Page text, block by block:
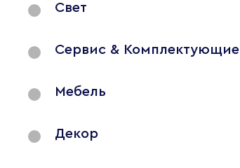
Свет
Сервис & Комплектующие
Мебель
Декор